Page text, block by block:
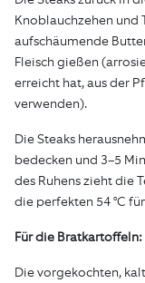
Knoblauchzehen und
aufschäumende
Fleisch gießen
erreicht hat, aus der
verwenden).
Die Steaks
bedecken und 3–5
des Ruhens zieht die
die perfekten 54 °C
Für die Bratkartoffeln:
Die vorgekochten,